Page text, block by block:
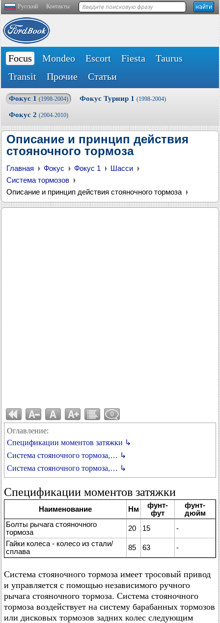
Русский Контакты
Focus Mondeo Escort Fiesta
Taurus
Transit
Прочие Статьи
Фокус 1 (1998-2004) Фокус Турнир 1 (1998-2004)
Фокус 2 (2004-2010)
Описание и принцип действия
стояночного тормоза
Главная Фокус Фокус 1
Шасси
Система тормозов
Описание и принцип действия стояночного тормоза
0
Оглавление:
Спецификации моментов затяжки ↳
Система стояночного тормоза,… ↳
Система стояночного тормоза,… ↳
Спецификации моментов затяжки
Наименование Нм
фунт-
фут
фунт-
дюйм
Болты рычага стояночного
тормоза
20 15
-
Гайки колеса - колесо из стали/
сплава
85 63 -
Система стояночного тормоза имеет тросовый привод
и управляется с помощью независимого ручного
рычага стояночного тормоза. Система стояночного
тормоза воздействует на систему барабанных тормозов
или дисковых тормозов задних колес следующим